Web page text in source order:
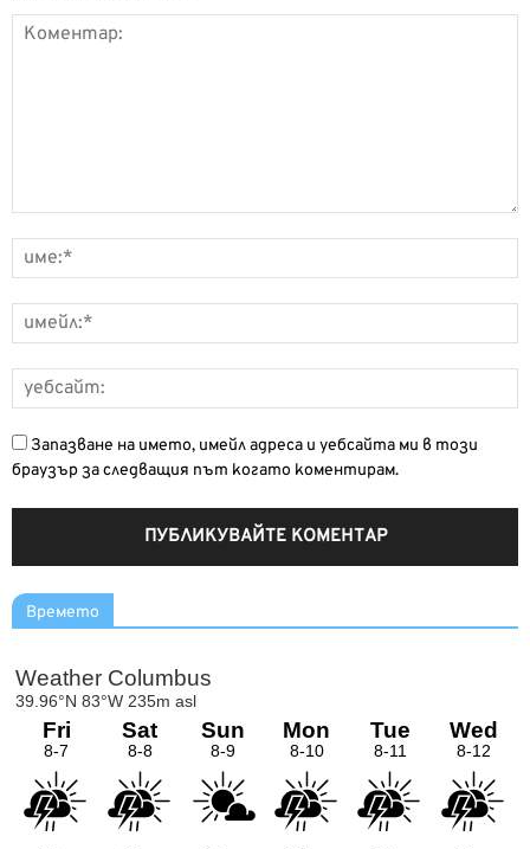
Запазване на името, имейл адреса и уебсайта ми в този
браузър за следващия път когато коментирам.
Времето